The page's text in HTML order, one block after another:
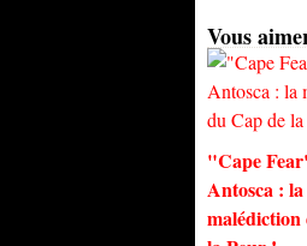
Vous
"Cape
Antosca : la